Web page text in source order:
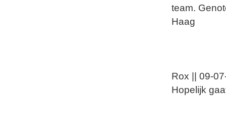
team.
Haag
Rox || 09-
Hopelijk